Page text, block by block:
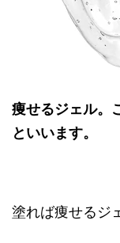
痩せるジェル。
といいます。
塗れば痩せるジ